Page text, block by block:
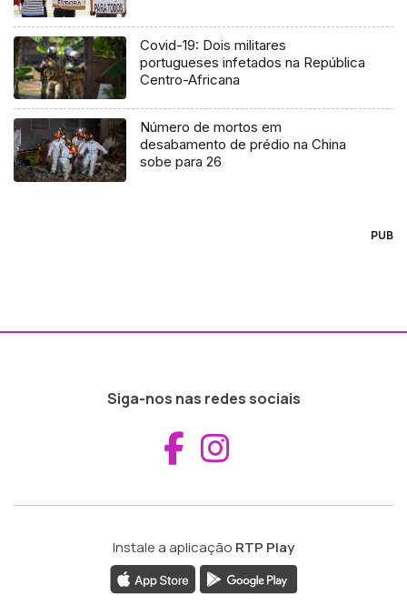
Covid-19: Dois militares
portugueses infetados na República
Centro-Africana
Número de mortos em
desabamento de prédio na China
sobe para 26
PUB
Siga-nos nas redes sociais
Aceder ao
Instale a aplicação RTP Play